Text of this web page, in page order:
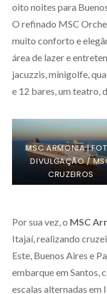
oito noites para
O refinado MSC
muito conforto e
área de lazer e
jacuzzis, minigolfe,
e 12 bares, um teatro,
MSC ARMONIA |
DIVULGAÇÃO /
CRUZEIROS
Por sua vez, o MSC
Itajaí, realizando
Este, Buenos Aires e
embarque em Santos,
escalas alternadas em